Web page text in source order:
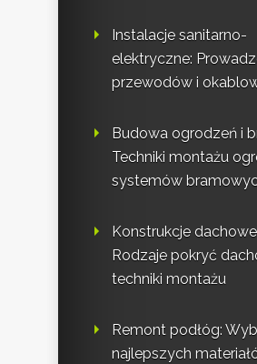
Instalacje sanitarno-
elektryczne:
przewodów i
Budowa ogrodzeń i
Techniki montażu
systemów
Konstrukcje
Rodzaje pokryć
techniki montażu
Remont podłóg:
najlepszych